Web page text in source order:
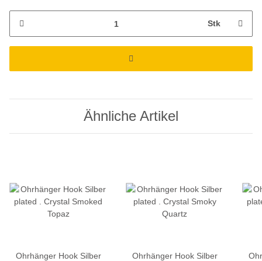
Stk
Ähnliche Artikel
Ohrhänger Hook Silber Ohrhänger Hook Silber